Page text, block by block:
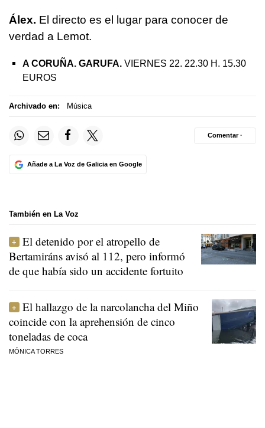
Álex. El directo es el lugar para conocer de
verdad a Lemot.
A CORUÑA. GARUFA.VIERNES 22. 22.30 H. 15.30
EUROS
Archivado en: Música
Añade a La Voz de Galicia en Google
Comentar ·
También en La Voz
El detenido por el atropello de
Bertamiráns avisó al 112, pero informó
de que había sido un accidente fortuito
El hallazgo de la narcolancha del Miño
coincide con la aprehensión de cinco
toneladas de coca
MÓNICA TORRES